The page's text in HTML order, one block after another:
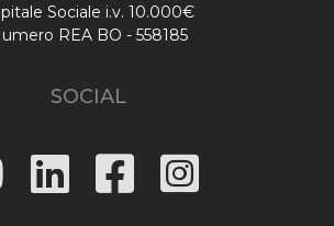
Sociale i.v. 10.000€
REA BO - 558185
SOCIAL